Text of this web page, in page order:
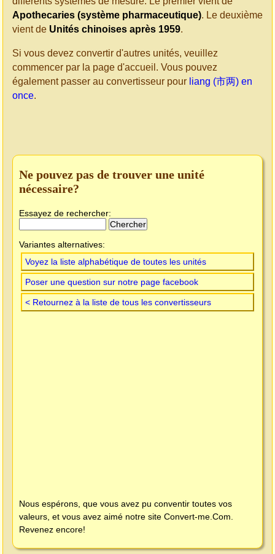
Apothecaries (système pharmaceutique). Le deuxième
vient de Unités chinoises après 1959.
Si vous devez convertir d'autres unités, veuillez
commencer par la page d'accueil. Vous pouvez
également passer au convertisseur pour liang (市两) en
once.
Ne pouvez pas de trouver une unité
nécessaire?
Essayez de rechercher:
Variantes alternatives:
Voyez la liste alphabétique de toutes les unités
Poser une question sur notre page facebook
< Retournez à la liste de tous les convertisseurs
Nous espérons, que vous avez pu conventir toutes vos
valeurs, et vous avez aimé notre site Convert-me.Com
Revenez encore!